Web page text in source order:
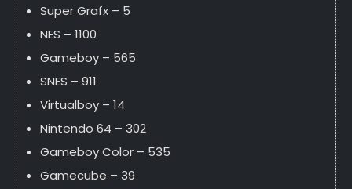
Super Grafx – 5
NES – 1100
Gameboy – 565
SNES – 911
Virtualboy – 14
Nintendo 64 – 302
Gameboy Color – 535
Gamecube – 39